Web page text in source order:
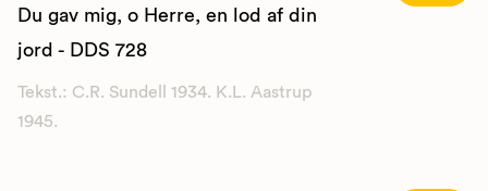
Du gav mig, o Herre, en lod af din
jord - DDS 728
Tekst.: C.R. Sundell 1934. K.L. Aastrup
1945.